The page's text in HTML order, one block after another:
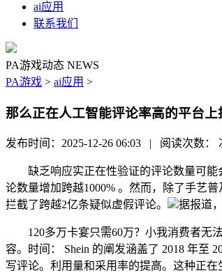
ai应用
联系我们
PA游戏动态 NEWS
PA游戏 > ai应用 >
那么正在人工智能评论率高的平台上
发布时间：2025-12-26 06:03 | 阅读次数：
缺乏响应实正在性验证的评论数量可能
论数量增加跨越1000% 。然而，除了手艺
拦截了跨越2亿条疑似虚假评论。
据报道
120多万卡宴只需60万？小我消费者无法
容。时间： Shein 的阐发涵盖了 2018 年至
写评论。利用量和采用率的提高。这种正